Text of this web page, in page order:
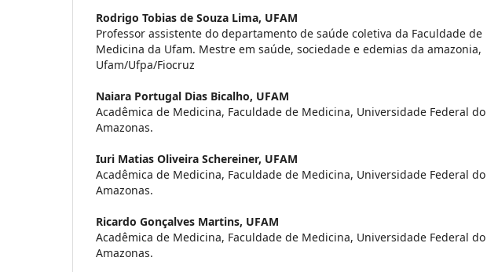
Rodrigo Tobias de Souza Lima, UFAM
Professor assistente do departamento de saúde coletiva da Faculdade de
Medicina da Ufam. Mestre em saúde, sociedade e edemias da amazonia,
Ufam/Ufpa/Fiocruz
Naiara Portugal Dias Bicalho, UFAM
Acadêmica de Medicina, Faculdade de Medicina, Universidade Federal do
Amazonas.
Iuri Matias Oliveira Schereiner, UFAM
Acadêmica de Medicina, Faculdade de Medicina, Universidade Federal do
Amazonas.
Ricardo Gonçalves Martins, UFAM
Acadêmica de Medicina, Faculdade de Medicina, Universidade Federal do
Amazonas.